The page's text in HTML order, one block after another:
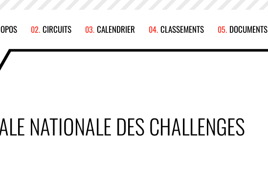
CIRCUITS CALENDRIER CLASSEMENTS DOCUMENTS
NATIONALE DES CHALLENGES